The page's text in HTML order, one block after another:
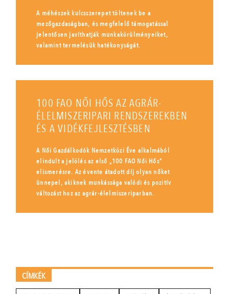
A méhészek kulcsszerepet töltenek be a
mezőgazdaságban, és megfelelő támogatással
jelentősen javíthatják munkakörülményeiket,
valamint termelésük hatékonyságát.
100 FAO NŐI HŐS AZ AGRÁR-
ÉLELMISZERIPARI RENDSZEREKBEN
ÉS A VIDÉKFEJLESZTÉSBEN
A Női Gazdálkodók Nemzetközi Éve alkalmából
elindult a jelölés az első „100 FAO Női Hős”
elismerésre. Az évente átadott díj olyan nőket
ünnepel, akiknek munkássága valódi és pozitív
változást hoz az agrár-élelmiszeriparban.
CÍMKÉK